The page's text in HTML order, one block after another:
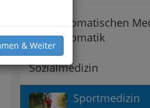
& Weiter
Psychosomatischen
Psychosomatik
Sozialmedizin
Sportmedizin